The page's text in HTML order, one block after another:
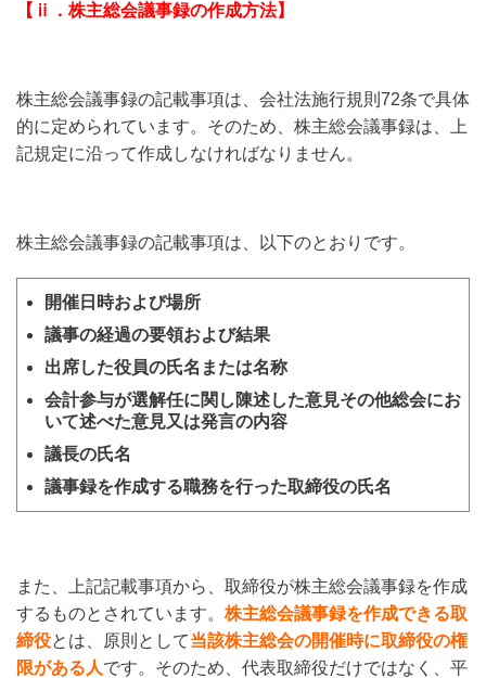
【ⅱ．株主総会議事録の作成方法】
株主総会議事録の記載事項は、会社法施行規則72条で具体
的に定められています。そのため、株主総会議事録は、上
記規定に沿って作成しなければなりません。
株主総会議事録の記載事項は、以下のとおりです。
開催日時および場所
議事の経過の要領および結果
出席した役員の氏名または名称
会計参与が選解任に関し陳述した意見その他総会にお
いて述べた意見又は発言の内容
議長の氏名
議事録を作成する職務を行った取締役の氏名
また、上記記載事項から、取締役が株主総会議事録を作成
するものとされています。 株主総会議事録を作成できる取
締役とは、原則として当該株主総会の開催時に取締役の権
限がある人です。そのため、代表取締役だけではなく、平